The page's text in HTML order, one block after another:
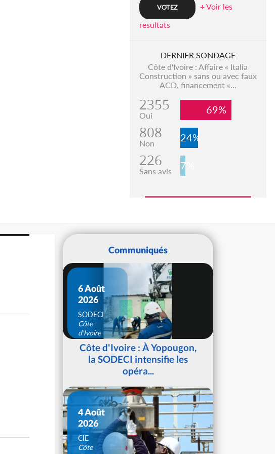
+ Voir les
resultats
DERNIER SONDAGE
Côte d'Ivoire : Affaire « Italia
Construction » sans ou avec faux
ACD, financement «...
2355
Oui 69%
808
Non 24%
226
Sans avis 7%
Communiqués
6 Août
2026
SODECI
Côte
d'Ivoire
Côte d'Ivoire : À Yopougon,
la SODECI intensifie les
opéra...
4 Août
2026
CIE
Côte